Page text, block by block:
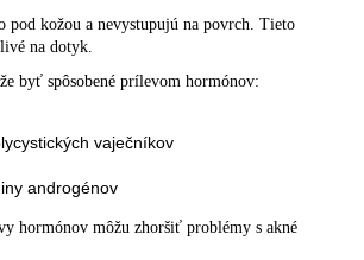
pod kožou a nevystupujú na povrch. Tieto
na dotyk.
byť spôsobené prílevom hormónov:
vaječníkov
androgénov
hormónov môžu zhoršiť problémy s akné